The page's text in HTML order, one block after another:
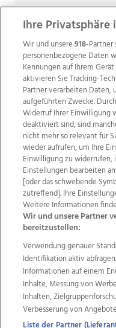
Wir über uns
Datenschutz
AGB Website
Weitere
TV1 di-mog-i.at
Life Radio
OÖN Karriere
Regionaljobs
Ihre
Wir und unsere918-Partner
personenbezogene Daten
Kennungen auf Ihrem
aktivieren Sie Tracking-
Partner verarbeiten Daten,
aufgeführten Zwecke.
Widerruf Ihrer Einwilligung
deaktiviert sind, sind
nicht mehr so relevant für
wieder aufrufen, um Ihre
Einwilligung zu widerrufen,
Einstellungen bearbeiten
[oder das schwebende
zutreffend]. Ihre
Weitere Informationen
Wir und unsere Partner
bereitzustellen:
Verwendung genauer
Identifikation aktiv
Informationen auf einem
Inhalte, Messung von
Inhalten,
Verbesserung von
Liste der Partner